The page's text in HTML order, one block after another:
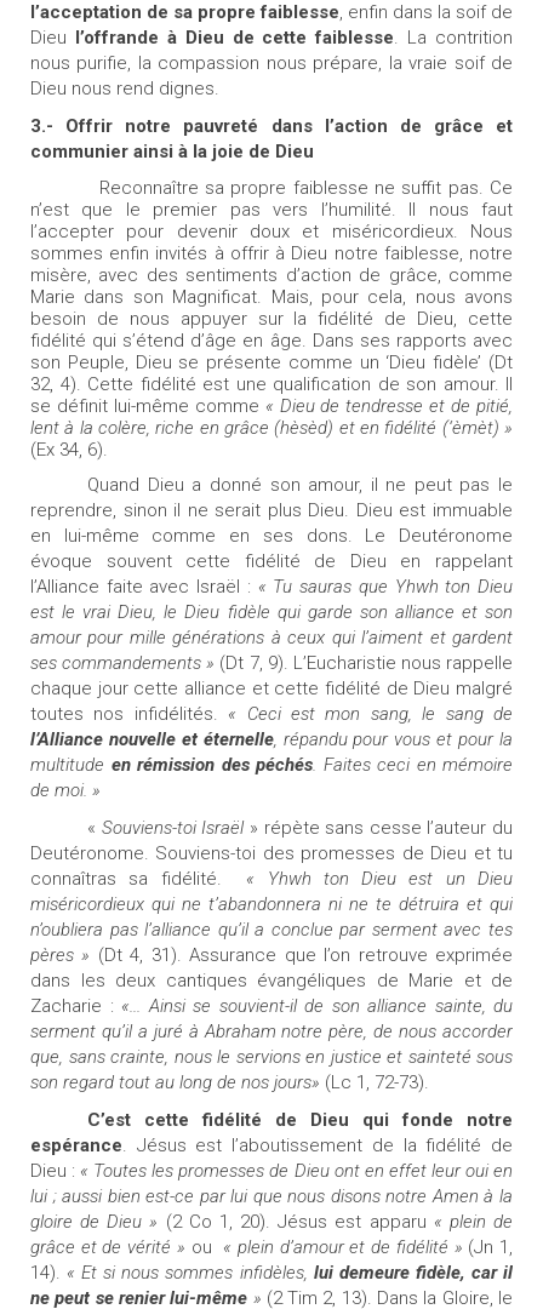
l’acceptation de sa propre faiblesse, enfin dans la soif de
Dieu l’offrande à Dieu de cette faiblesse. La contrition
nous purifie, la compassion nous prépare, la vraie soif de
Dieu nous rend dignes.
3.- Offrir notre pauvreté dans l’action de grâce et
communier ainsi à la joie de Dieu
Reconnaître sa propre faiblesse ne suffit pas. Ce
n’est que le premier pas vers l’humilité. Il nous faut
l’accepter pour devenir doux et miséricordieux. Nous
sommes enfin invités à offrir à Dieu notre faiblesse, notre
misère, avec des sentiments d’action de grâce, comme
Marie dans son Magnificat. Mais, pour cela, nous avons
besoin de nous appuyer sur la fidélité de Dieu, cette
fidélité qui s’étend d’âge en âge. Dans ses rapports avec
son Peuple, Dieu se présente comme un ‘Dieu fidèle’ (Dt
32, 4). Cette fidélité est une qualification de son amour. Il
se définit lui-même comme « Dieu de tendresse et de pitié,
lent à la colère, riche en grâce (hèsèd) et en fidélité (‘èmèt) »
(Ex 34, 6).
Quand Dieu a donné son amour, il ne peut pas le
reprendre, sinon il ne serait plus Dieu. Dieu est immuable
en lui-même comme en ses dons. Le Deutéronome
évoque souvent cette fidélité de Dieu en rappelant
l’Alliance faite avec Israël : « Tu sauras que Yhwh ton Dieu
est le vrai Dieu, le Dieu fidèle qui garde son alliance et son
amour pour mille générations à ceux qui l’aiment et gardent
ses commandements » (Dt 7, 9). L’Eucharistie nous rappelle
chaque jour cette alliance et cette fidélité de Dieu malgré
toutes nos infidélités. « Ceci est mon sang, le sang de
l’Alliance nouvelle et éternelle, répandu pour vous et pour la
multitude en rémission des péchés. Faites ceci en mémoire
de moi. »
« Souviens-toi Israël» répète sans cesse l’auteur du
Deutéronome. Souviens-toi des promesses de Dieu et tu
connaîtras sa fidélité. « Yhwh ton Dieu est un Dieu
miséricordieux qui ne t’abandonnera ni ne te détruira et qui
n’oubliera pas l’alliance qu’il a conclue par serment avec tes
pères » (Dt 4, 31). Assurance que l’on retrouve exprimée
dans les deux cantiques évangéliques de Marie et de
Zacharie : «... Ainsi se souvient-il de son alliance sainte, du
serment qu’il a juré à Abraham notre père, de nous accorder
que, sans crainte, nous le servions en justice et sainteté sous
son regard tout au long de nos jours» (Lc 1, 72-73).
C’est cette fidélité de Dieu qui fonde notre
espérance. Jésus est l’aboutissement de la fidélité de
Dieu : « Toutes les promesses de Dieu ont en effet leur oui en
lui ; aussi bien est-ce par lui que nous disons notre Amen à la
gloire de Dieu » (2 Co 1, 20). Jésus est apparu « plein de
grâce et de vérité » ou « plein d’amour et de fidélité » (Jn 1,
14). « Et si nous sommes infidèles, lui demeure fidèle, car il
ne peut se renier lui-même » (2 Tim 2, 13). Dans la Gloire, le